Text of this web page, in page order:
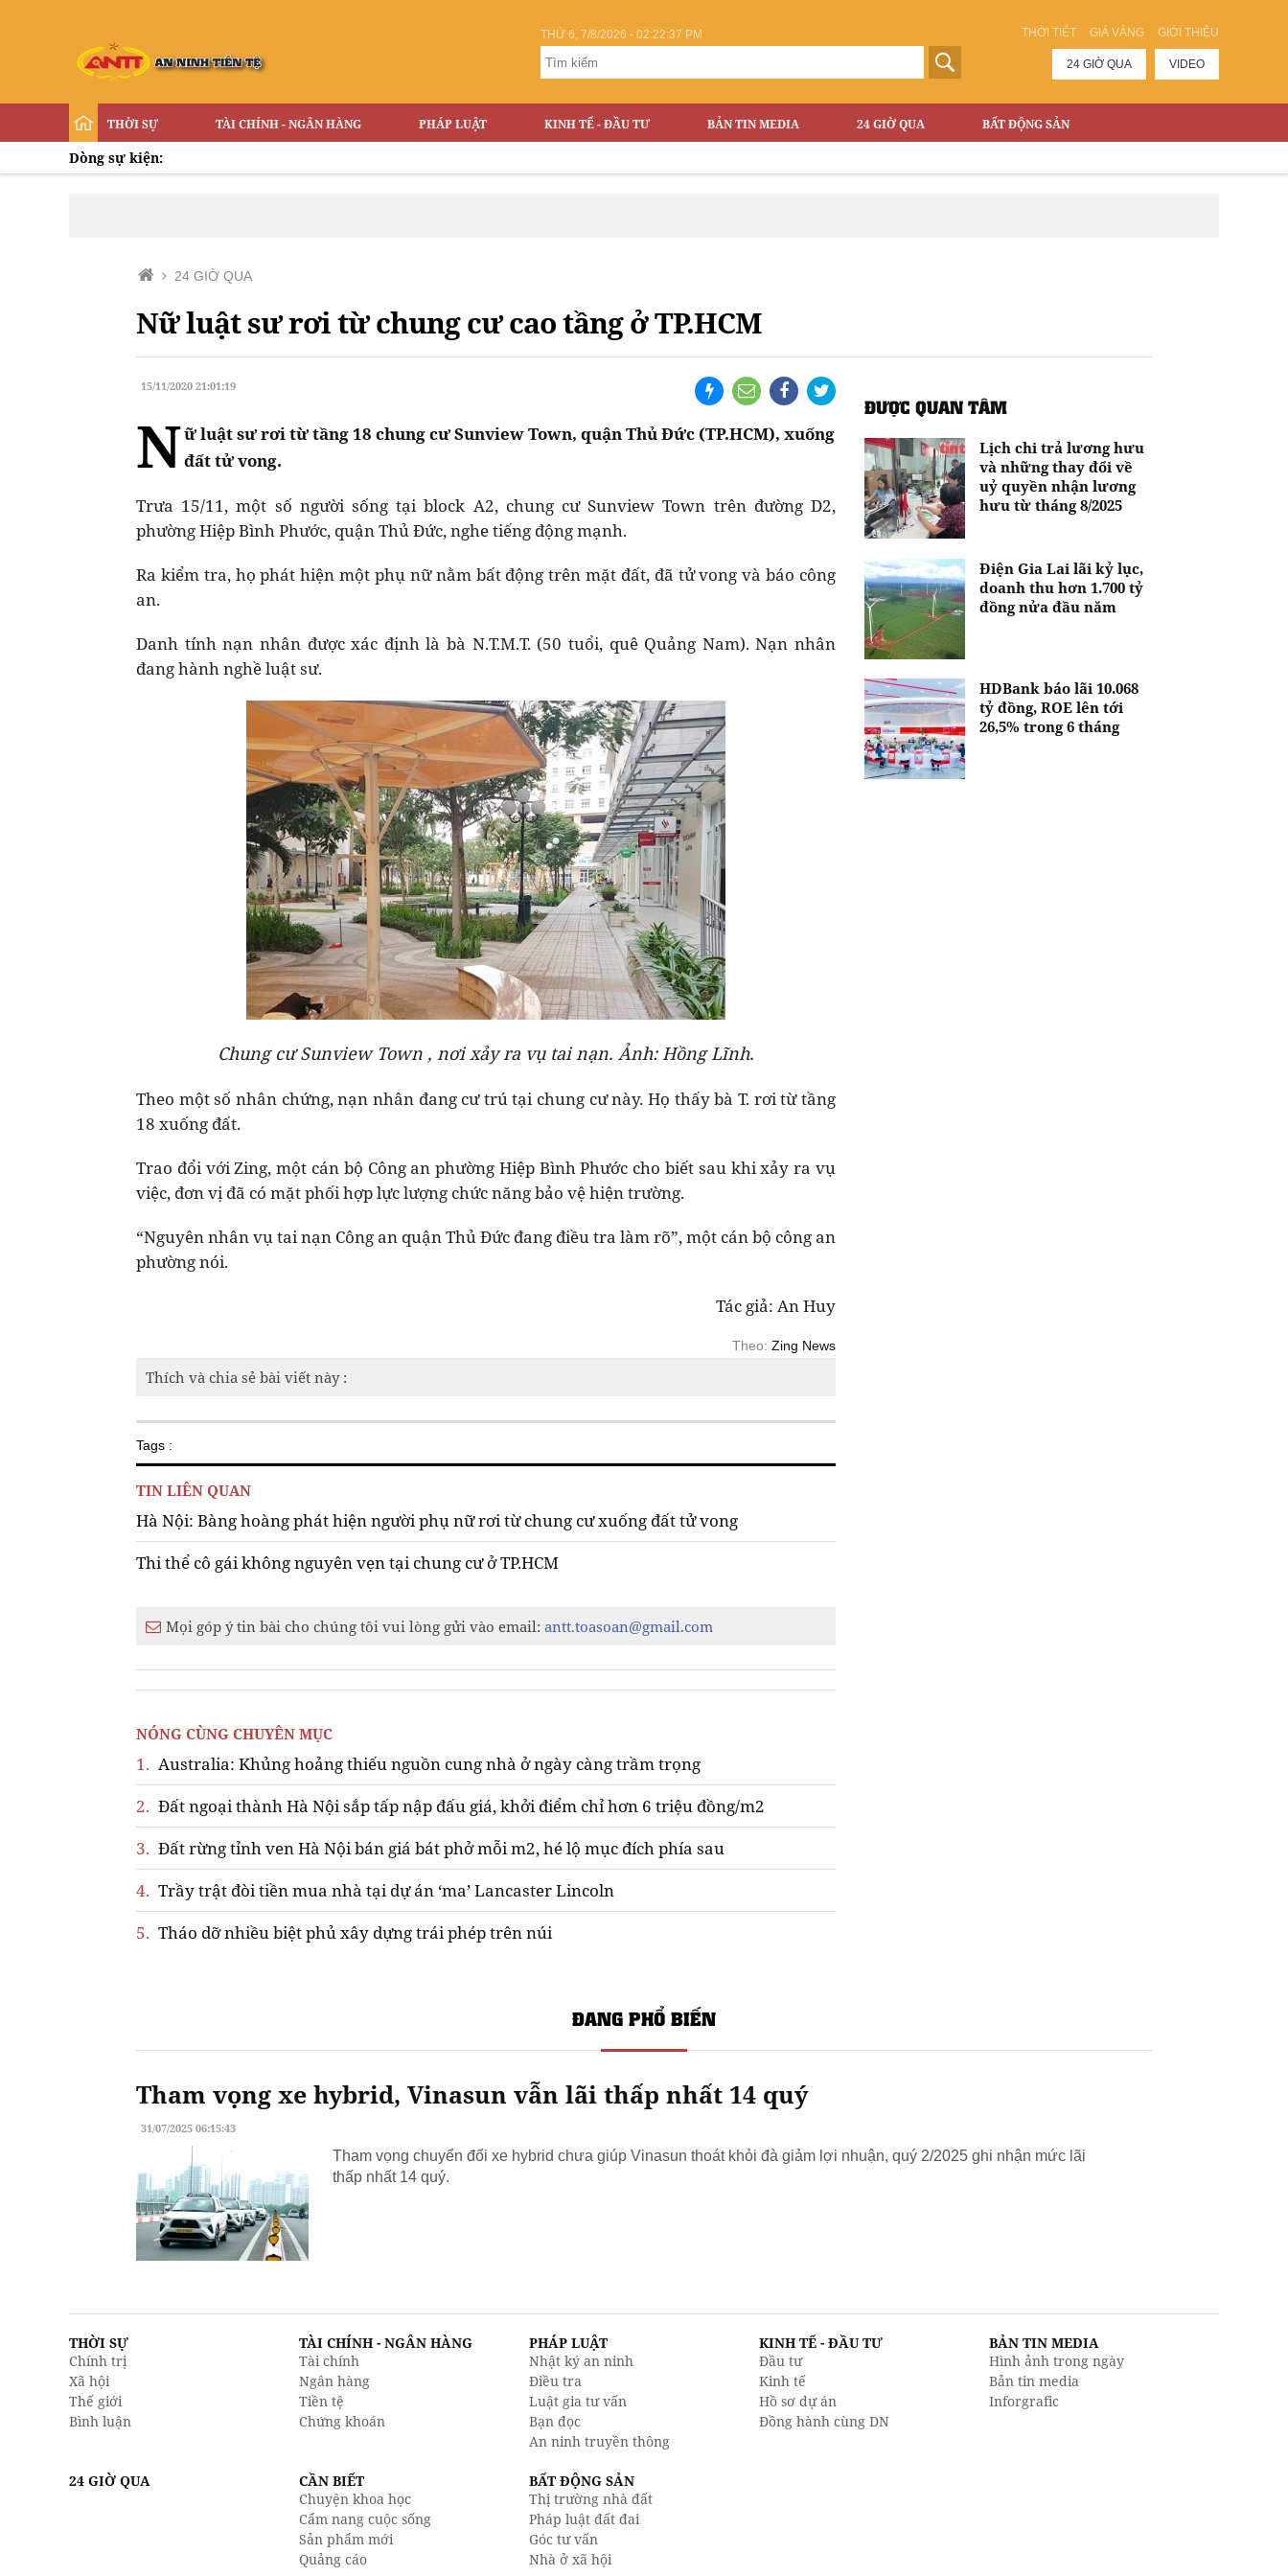
THỜI TIẾT GIÁ VÀNG GIỚI THIỆU
THỨ 6, 7/8/2026 - 02:22:37 PM
24 GIỜ QUA VIDEO
THỜI SỰ TÀI CHÍNH - NGÂN HÀNG PHÁP LUẬT KINH TẾ - ĐẦU TƯ BẢN TIN MEDIA 24 GIỜ QUA BẤT ĐỘNG SẢN
Dòng sự kiện:
24 GIỜ QUA
Nữ luật sư rơi từ chung cư cao tầng ở TP.HCM
15/11/2020 21:01:19
Nữ luật sư rơi từ tầng 18 chung cư Sunview Town, quận Thủ Đức (TP.HCM), xuống
đất tử vong.
Trưa 15/11, một số người sống tại block A2, chung cư Sunview Town trên đường D2,
phường Hiệp Bình Phước, quận Thủ Đức, nghe tiếng động mạnh.
Ra kiểm tra, họ phát hiện một phụ nữ nằm bất động trên mặt đất, đã tử vong và báo công
an.
Danh tính nạn nhân được xác định là bà N.T.M.T. (50 tuổi, quê Quảng Nam). Nạn nhân
đang hành nghề luật sư.
Chung cư Sunview Town , nơi xảy ra vụ tai nạn. Ảnh: Hồng Lĩnh.
Theo một số nhân chứng, nạn nhân đang cư trú tại chung cư này. Họ thấy bà T. rơi từ tầng
18 xuống đất.
Trao đổi với Zing, một cán bộ Công an phường Hiệp Bình Phước cho biết sau khi xảy ra vụ
việc, đơn vị đã có mặt phối hợp lực lượng chức năng bảo vệ hiện trường.
“Nguyên nhân vụ tai nạn Công an quận Thủ Đức đang điều tra làm rõ”, một cán bộ công an
phường nói.
Tác giả: An Huy
Theo: Zing News
Thích và chia sẻ bài viết này :
Tags :
TIN LIÊN QUAN
Hà Nội: Bàng hoàng phát hiện người phụ nữ rơi từ chung cư xuống đất tử vong
Thi thể cô gái không nguyên vẹn tại chung cư ở TP.HCM
Mọi góp ý tin bài cho chúng tôi vui lòng gửi vào email: antt.toasoan@gmail.com
NÓNG CÙNG CHUYÊN MỤC
1. Australia: Khủng hoảng thiếu nguồn cung nhà ở ngày càng trầm trọng
2. Đất ngoại thành Hà Nội sắp tấp nập đấu giá, khởi điểm chỉ hơn 6 triệu đồng/m2
3. Đất rừng tỉnh ven Hà Nội bán giá bát phở mỗi m2, hé lộ mục đích phía sau
4. Trầy trật đòi tiền mua nhà tại dự án ‘ma’ Lancaster Lincoln
5. Tháo dỡ nhiều biệt phủ xây dựng trái phép trên núi
ĐƯỢC QUAN TÂM
Lịch chi trả lương hưu
và những thay đổi về
uỷ quyền nhận lương
hưu từ tháng 8/2025
Điện Gia Lai lãi kỷ lục,
doanh thu hơn 1.700 tỷ
đồng nửa đầu năm
HDBank báo lãi 10.068
tỷ đồng, ROE lên tới
26,5% trong 6 tháng
ĐANG PHỔ BIẾN
Tham vọng xe hybrid, Vinasun vẫn lãi thấp nhất 14 quý
31/07/2025 06:15:43
Tham vọng chuyển đổi xe hybrid chưa giúp Vinasun thoát khỏi đà giảm lợi nhuận, quý 2/2025 ghi nhận mức lãi
thấp nhất 14 quý.
THỜI SỰ
Chính trị
Xã hội
Thế giới
Bình luận
TÀI CHÍNH - NGÂN HÀNG
Tài chính
Ngân hàng
Tiền tệ
Chứng khoán
PHÁP LUẬT
Nhật ký an ninh
Điều tra
Luật gia tư vấn
Bạn đọc
An ninh truyền thông
KINH TẾ - ĐẦU TƯ
Đầu tư
Kinh tế
Hồ sơ dự án
Đồng hành cùng DN
BẢN TIN MEDIA
Hình ảnh trong ngày
Bản tin media
Inforgrafic
24 GIỜ QUA
CẦN BIẾT
Chuyện khoa học
Cẩm nang cuộc sống
Sản phẩm mới
Quảng cáo
BẤT ĐỘNG SẢN
Thị trường nhà đất
Pháp luật đất đai
Góc tư vấn
Nhà ở xã hội